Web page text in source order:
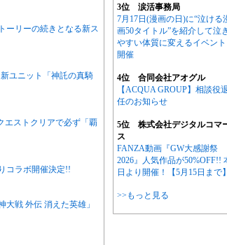
ーリーの続きとなる新ス
ユニット「神託の真騎
エストクリアで必ず「覇
コラボ開催決定!!
大戦 外伝 消えた英雄」
3位 涙活事務局
7月17日(漫画の日)に“泣ける
画50タイトル”を紹介して泣
やすい体質に変えるイベン
開催
4位 合同会社アオグル
【ACQUA GROUP】相談役
任のお知らせ
5位 株式会社デジタルコマ
ス
FANZA動画『GW大感謝祭
2026』人気作品が50%OFF!!
日より開催！【5月15日まで】
>>もっと見る